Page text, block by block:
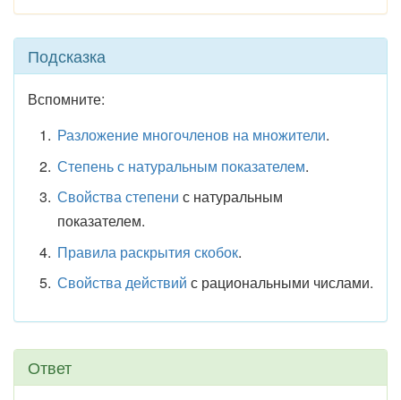
Подсказка
Вспомните:
Разложение многочленов на множители.
Степень с натуральным показателем.
Свойства степени с натуральным
показателем.
Правила раскрытия скобок.
Свойства действий с рациональными числами.
Ответ